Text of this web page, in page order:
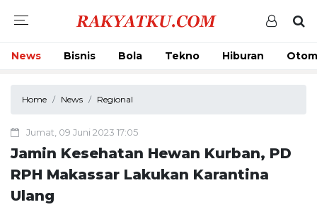
News Bisnis Bola Tekno Hiburan
Home News Regional
Jumat, 09 Juni 2023 17:05
Jamin Kesehatan Hewan Kurban, PD
RPH Makassar Lakukan Karantina
Ulang